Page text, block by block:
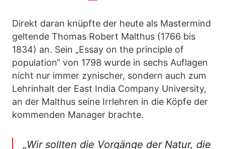
Direkt daran knüpfte der heute als Mastermind
geltende Thomas Robert Malthus (1766 bis
1834) an. Sein „Essay on the principle of
population“ von 1798 wurde in sechs Auflagen
nicht nur immer zynischer, sondern auch zum
Lehrinhalt der East India Company University,
an der Malthus seine Irrlehren in die Köpfe der
kommenden Manager brachte.
„Wir sollten die Vorgänge der Natur, die